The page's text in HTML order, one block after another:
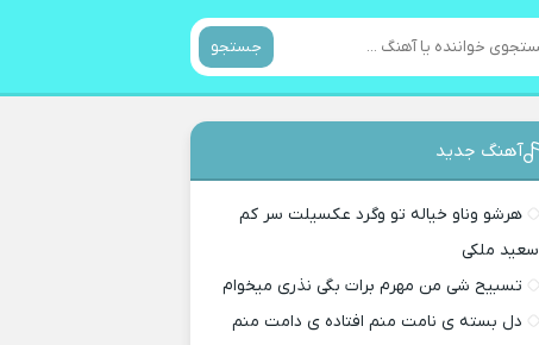
جستجو
آهنگ جدید
هرشو وناو خیاله تو وگرد عکسیلت سر کم
سعید ملکی
تسبیح شی من مهرم برات بگی نذری میخوام
دل بسته ی نامت منم افتاده ی دامت منم